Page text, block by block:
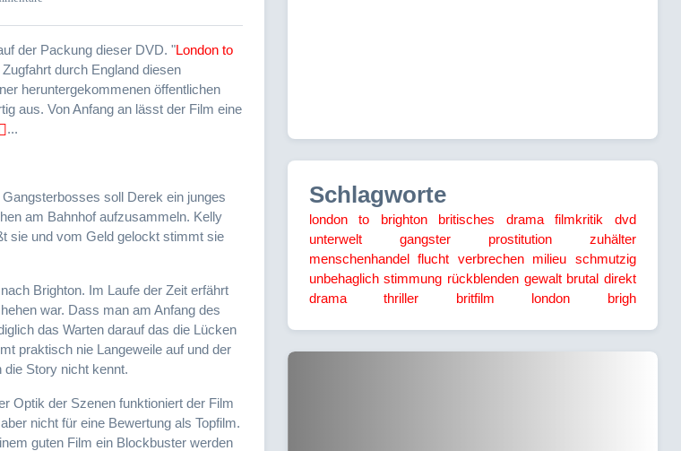
der Packung dieser DVD. "London to
durch England diesen
heruntergekommenen öffentlichen
aus. Von Anfang an lässt der Film eine
...
Gangsterbosses soll Derek ein junges
am Bahnhof aufzusammeln. Kelly
sie und vom Geld gelockt stimmt sie
Brighton. Im Laufe der Zeit erfährt
war. Dass man am Anfang des
das Warten darauf das die Lücken
praktisch nie Langeweile auf und der
Story nicht kennt.
Optik der Szenen funktioniert der Film
nicht für eine Bewertung als Topfilm.
guten Film ein Blockbuster werden
Schlagworte
london to brighton britisches drama filmkritik
dvd
unterwelt
gangster prostitution
zuhälter
menschenhandel flucht verbrechen milieu schmutzig
unbehaglich stimmung rückblenden gewalt brutal direkt
drama
thriller britfilm london brigh